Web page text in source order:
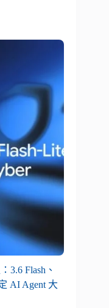
3.6 Flash、
AI Agent 大